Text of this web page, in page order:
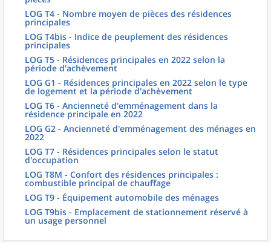
LOG T4 - Nombre moyen de pièces des résidences
principales
LOG T4bis - Indice de peuplement des résidences
principales
LOG T5 - Résidences principales en 2022 selon la
période d'achèvement
LOG G1 - Résidences principales en 2022 selon le type
de logement et la période d'achèvement
LOG T6 - Ancienneté d'emménagement dans la
résidence principale en 2022
LOG G2 - Ancienneté d'emménagement des ménages en
2022
LOG T7 - Résidences principales selon le statut
d'occupation
LOG T8M - Confort des résidences principales :
combustible principal de chauffage
LOG T9 - Équipement automobile des ménages
LOG T9bis - Emplacement de stationnement réservé à
un usage personnel